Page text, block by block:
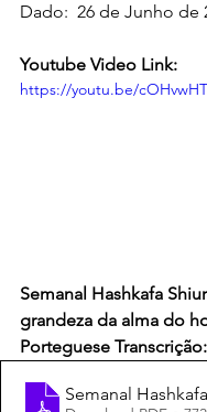
Dado:  26 de Junho de
Youtube Video Link:
https://youtu.be/
Semanal Hashkafa Shiur
grandeza da alma do
Porteguese Transcrição:
Semanal